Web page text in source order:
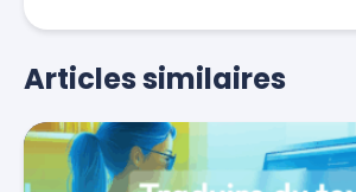
Articles similaires